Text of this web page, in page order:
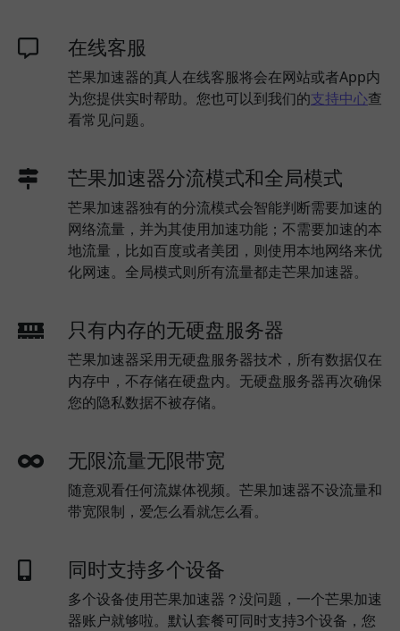
在线客服
芒果加速器的真人在线客服将会在网站或者App内
为您提供实时帮助。您也可以到我们的支持中心查
看常见问题。
芒果加速器分流模式和全局模式
芒果加速器独有的分流模式会智能判断需要加速的
网络流量，并为其使用加速功能；不需要加速的本
地流量，比如百度或者美团，则使用本地网络来优
化网速。全局模式则所有流量都走芒果加速器。
只有内存的无硬盘服务器
芒果加速器采用无硬盘服务器技术，所有数据仅在
内存中，不存储在硬盘内。无硬盘服务器再次确保
您的隐私数据不被存储。
无限流量无限带宽
随意观看任何流媒体视频。芒果加速器不设流量和
带宽限制，爱怎么看就怎么看。
同时支持多个设备
多个设备使用芒果加速器？没问题，一个芒果加速
器账户就够啦。默认套餐可同时支持3个设备，您